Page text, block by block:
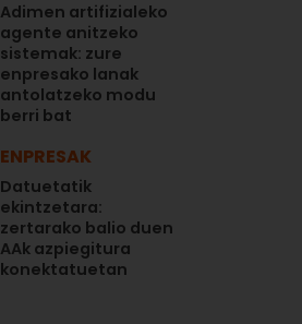
Adimen artifizialeko
agente anitzeko
sistemak: zure
enpresako lanak
antolatzeko modu
berri bat
ENPRESAK
Datuetatik
ekintzetara:
zertarako balio duen
AAk azpiegitura
konektatuetan